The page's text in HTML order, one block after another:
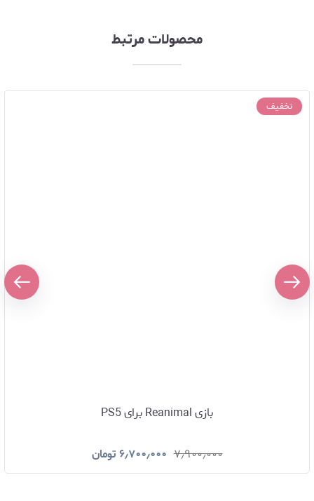
محصولات مرتبط
تخفیف
بازی Reanimal برای PS5
۷٫۹۰۰٫۰۰۰ ۶٫۷۰۰٫۰۰۰ تومان